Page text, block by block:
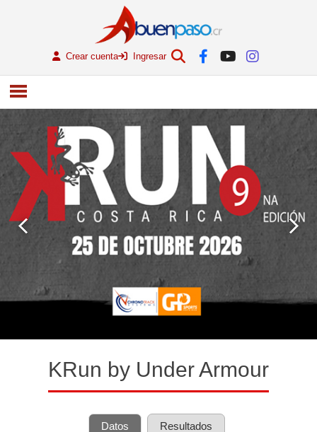
Crear cuenta Ingresar
KRun by Under Armour
Datos Resultados